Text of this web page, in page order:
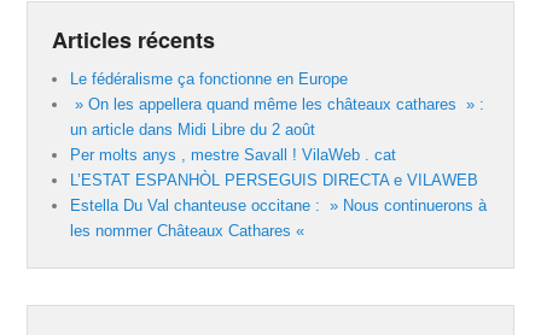
Articles récents
Le fédéralisme ça fonctionne en Europe
» On les appellera quand même les châteaux cathares » :
un article dans Midi Libre du 2 août
Per molts anys , mestre Savall ! VilaWeb . cat
L’ESTAT ESPANHÒL PERSEGUIS DIRECTA e VILAWEB
Estella Du Val chanteuse occitane : » Nous continuerons à
les nommer Châteaux Cathares «